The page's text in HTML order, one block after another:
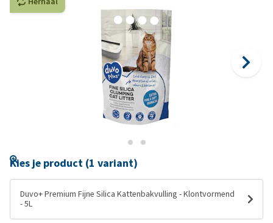
Kies je product (1 variant)
Duvo+ Premium Fijne Silica Kattenbakvulling - Klontvormend
- 5L